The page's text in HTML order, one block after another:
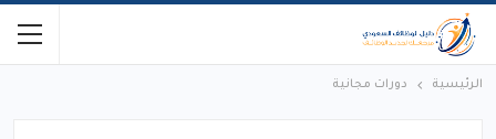
الرئيسية دورات مجانية